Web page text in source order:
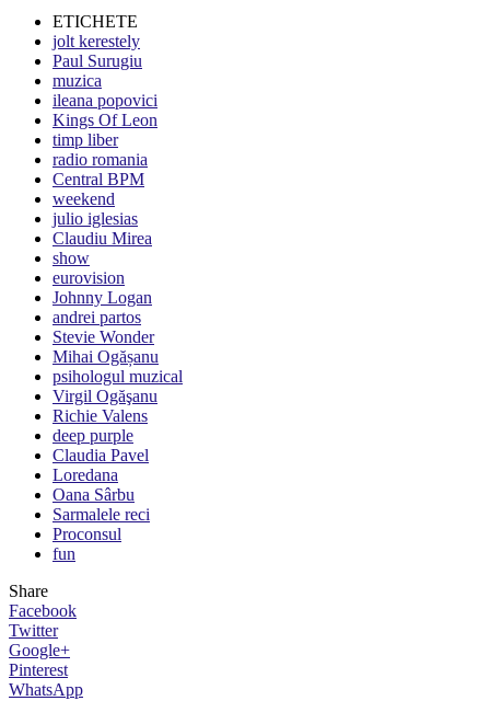
ETICHETE
jolt kerestely
Paul Surugiu
muzica
ileana popovici
Kings Of Leon
timp liber
radio romania
Central BPM
weekend
julio iglesias
Claudiu Mirea
show
eurovision
Johnny Logan
andrei partos
Stevie Wonder
Mihai Ogășanu
psihologul muzical
Virgil Ogăşanu
Richie Valens
deep purple
Claudia Pavel
Loredana
Oana Sârbu
Sarmalele reci
Proconsul
fun
Share
Facebook
Twitter
Google+
Pinterest
WhatsApp